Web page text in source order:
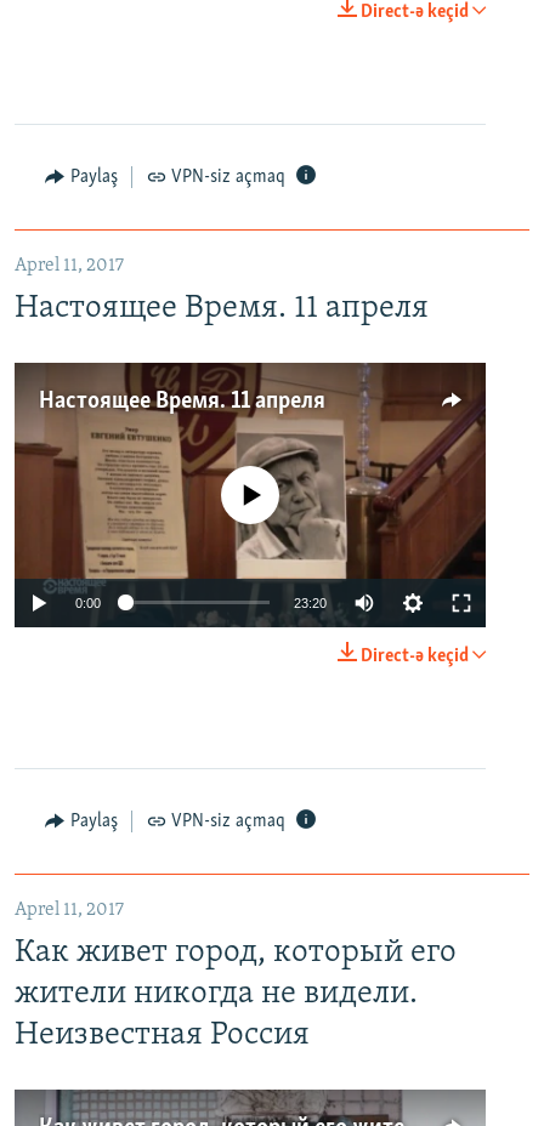
Direct-ə keçid
Paylaş VPN-siz açmaq
Aprel 11, 2017
Настоящее Время. 11 апреля
Настоящее Время. 11 апреля
No media source currently available
0:00 23:20
Direct-ə keçid
Paylaş VPN-siz açmaq
Aprel 11, 2017
Как живет город, который его
жители никогда не видели.
Неизвестная Россия